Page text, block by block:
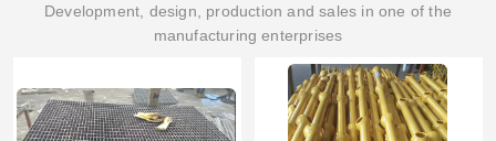
Development, design, production and sales in one of the
manufacturing enterprises